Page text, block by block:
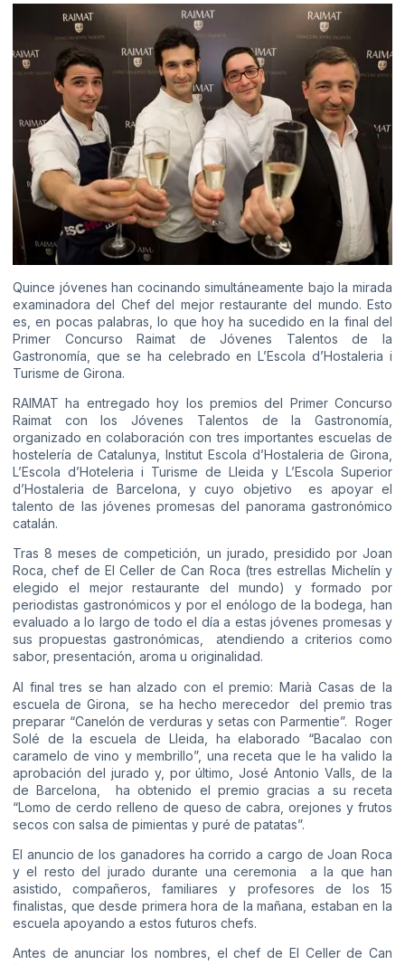
Quince jóvenes han cocinando simultáneamente bajo la mirada
examinadora del Chef del mejor restaurante del mundo. Esto
es, en pocas palabras, lo que hoy ha sucedido en la final del
Primer Concurso Raimat de Jóvenes Talentos de la
Gastronomía, que se ha celebrado en L’Escola d’Hostaleria i
Turisme de Girona.
RAIMAT ha entregado hoy los premios del Primer Concurso
Raimat con los Jóvenes Talentos de la Gastronomía,
organizado en colaboración con tres importantes escuelas de
hostelería de Catalunya, Institut Escola d’Hostaleria de Girona,
L’Escola d’Hoteleria i Turisme de Lleida y L’Escola Superior
d’Hostaleria de Barcelona, y cuyo objetivo es apoyar el
talento de las jóvenes promesas del panorama gastronómico
catalán.
Tras 8 meses de competición, un jurado, presidido por Joan
Roca, chef de El Celler de Can Roca (tres estrellas Michelín y
elegido el mejor restaurante del mundo) y formado por
periodistas gastronómicos y por el enólogo de la bodega, han
evaluado a lo largo de todo el día a estas jóvenes promesas y
sus propuestas gastronómicas, atendiendo a criterios como
sabor, presentación, aroma u originalidad.
Al final tres se han alzado con el premio: Marià Casas de la
escuela de Girona, se ha hecho merecedor del premio tras
preparar “Canelón de verduras y setas con Parmentie”. Roger
Solé de la escuela de Lleida, ha elaborado “Bacalao con
caramelo de vino y membrillo”, una receta que le ha valido la
aprobación del jurado y, por último, José Antonio Valls, de la
de Barcelona, ha obtenido el premio gracias a su receta
“Lomo de cerdo relleno de queso de cabra, orejones y frutos
secos con salsa de pimientas y puré de patatas”.
El anuncio de los ganadores ha corrido a cargo de Joan Roca
y el resto del jurado durante una ceremonia a la que han
asistido, compañeros, familiares y profesores de los 15
finalistas, que desde primera hora de la mañana, estaban en la
escuela apoyando a estos futuros chefs.
Antes de anunciar los nombres, el chef de El Celler de Can